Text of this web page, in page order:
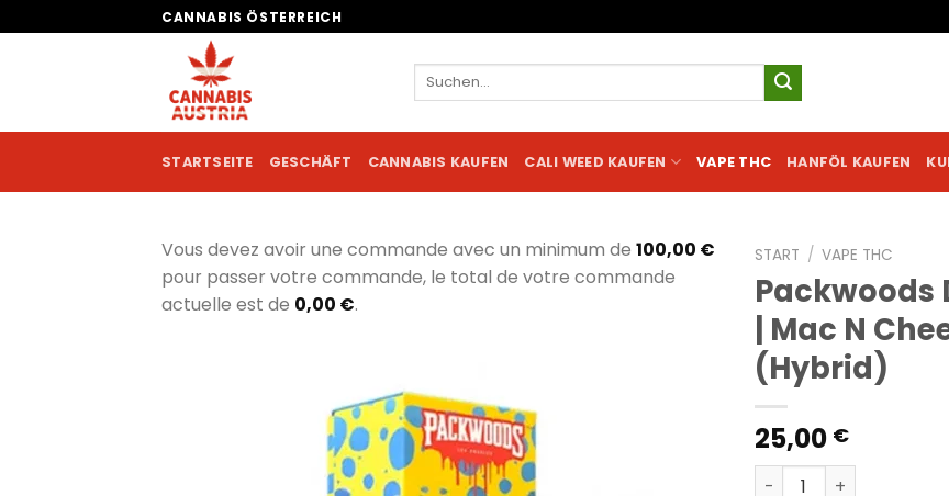
Inhalt
CANNABIS ÖSTERREICH
Suchen
STARTSEITE GESCHÄFT CANNABIS KAUFEN CALI WEED KAUFEN VAPE THC HANFÖL KAUFEN
Vous devez avoir une commande avec un minimum de 100,00 €
pour passer votre commande, le total de votre commande
actuelle est de 0,00 €.
START / VAPE THC
Packwoods
| Mac N
(Hybrid)
25,00 €
Packwoods